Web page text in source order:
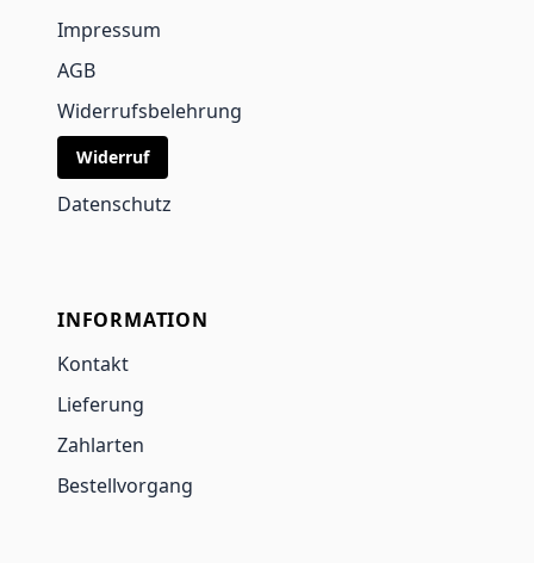
Impressum
AGB
Widerrufsbelehrung
Widerruf
Datenschutz
INFORMATION
Kontakt
Lieferung
Zahlarten
Bestellvorgang